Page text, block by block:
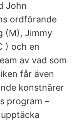
John
ordförande
(M), Jimmy
) och en
av vad som
får även
konstnärer
program –